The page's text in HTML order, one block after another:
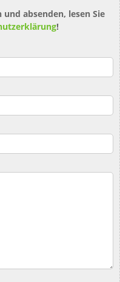
absenden, lesen Sie
!